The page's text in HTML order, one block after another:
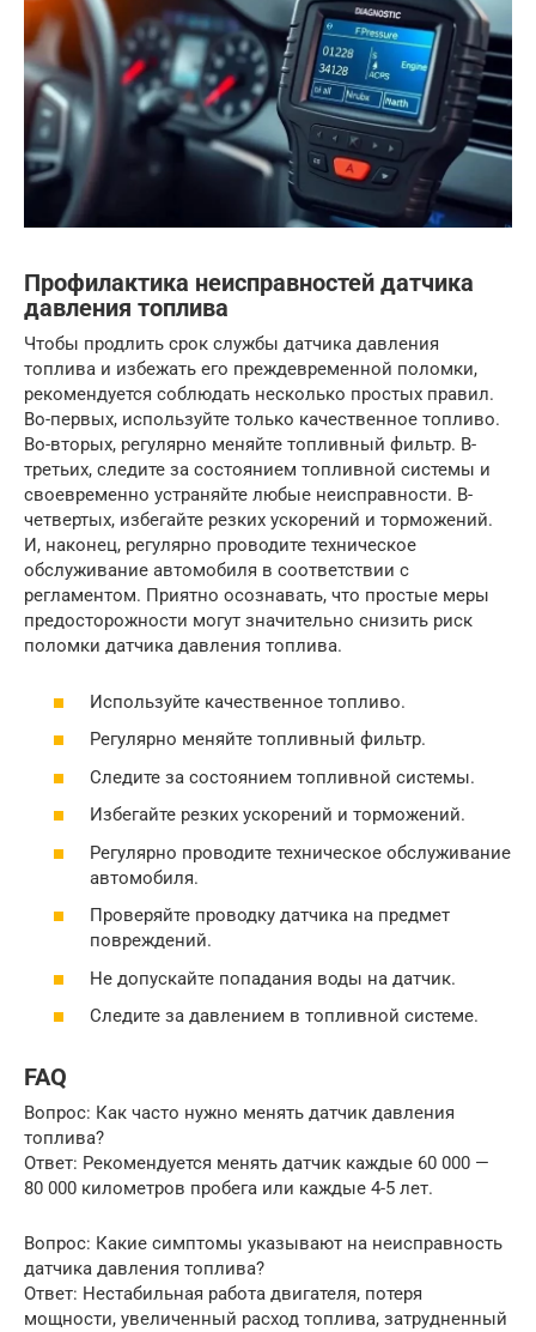
Профилактика неисправностей датчика
давления топлива
Чтобы продлить срок службы датчика давления
топлива и избежать его преждевременной поломки,
рекомендуется соблюдать несколько простых правил.
Во-первых, используйте только качественное топливо.
Во-вторых, регулярно меняйте топливный фильтр. В-
третьих, следите за состоянием топливной системы и
своевременно устраняйте любые неисправности. В-
четвертых, избегайте резких ускорений и торможений.
И, наконец, регулярно проводите техническое
обслуживание автомобиля в соответствии с
регламентом. Приятно осознавать, что простые меры
предосторожности могут значительно снизить риск
поломки датчика давления топлива.
Используйте качественное топливо.
Регулярно меняйте топливный фильтр.
Следите за состоянием топливной системы.
Избегайте резких ускорений и торможений.
Регулярно проводите техническое обслуживание
автомобиля.
Проверяйте проводку датчика на предмет
повреждений.
Не допускайте попадания воды на датчик.
Следите за давлением в топливной системе.
FAQ
Вопрос: Как часто нужно менять датчик давления
топлива?
Ответ: Рекомендуется менять датчик каждые 60 000 —
80 000 километров пробега или каждые 4-5 лет.
Вопрос: Какие симптомы указывают на неисправность
датчика давления топлива?
Ответ: Нестабильная работа двигателя, потеря
мощности, увеличенный расход топлива, затрудненный